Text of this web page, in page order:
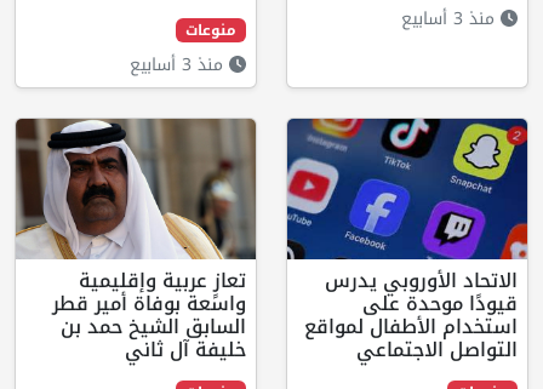
يدرس
على
لمواقع
تعازٍ عربية وإقليمية
واسعة بوفاة أمير قطر
السابق الشيخ حمد بن
خليفة آل ثاني